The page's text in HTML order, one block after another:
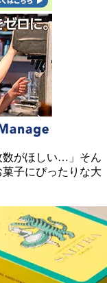
数がほしい…」そん
子にぴったりな大